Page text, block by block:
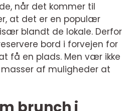
når det kommer til
at det er en populær
blandt de lokale. Derfor
bord i forvejen for
få en plads. Men vær ikke
af muligheder at